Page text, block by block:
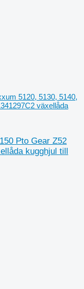
5120, 5130, 5140,
växellåda
Pto Gear Z52
kugghjul till